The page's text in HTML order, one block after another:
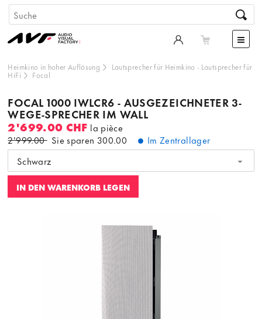
Heimkino in hoher Auflösung Lautsprecher für Heimkino - Lautsprecher für
HiFi Focal
FOCAL 1000 IWLCR6 - AUSGEZEICHNETER 3-
WEGE-SPRECHER IM WALL
2'699.00 CHF la pièce
2'999.00 Sie sparen 300.00
Im Zentrallager
Schwarz
IN DEN WARENKORB LEGEN
Dieser Inhalt wird von einer dritten Partei gehostet. Durch
die Anzeige des externen Inhalts akzeptieren Sie die
von youtube.com.
Frag nicht mehr